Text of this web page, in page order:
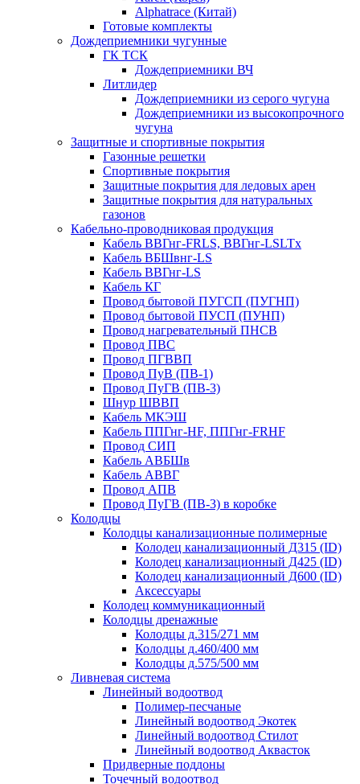
Alphatrace (Китай)
Готовые комплекты
Дождеприемники чугунные
ГК ТСК
Дождеприемники ВЧ
Литлидер
Дождеприемники из серого чугуна
Дождеприемники из высокопрочного
чугуна
Защитные и спортивные покрытия
Газонные решетки
Спортивные покрытия
Защитные покрытия для ледовых арен
Защитные покрытия для натуральных
газонов
Кабельно-проводниковая продукция
Кабель ВВГнг-FRLS, ВВГнг-LSLTx
Кабель ВБШвнг-LS
Кабель ВВГнг-LS
Кабель КГ
Провод бытовой ПУГСП (ПУГНП)
Провод бытовой ПУСП (ПУНП)
Провод нагревательный ПНСВ
Провод ПВС
Провод ПГВВП
Провод ПуВ (ПВ-1)
Провод ПуГВ (ПВ-3)
Шнур ШВВП
Кабель МКЭШ
Кабель ППГнг-HF, ППГнг-FRHF
Провод СИП
Кабель АВБШв
Кабель АВВГ
Провод АПВ
Провод ПуГВ (ПВ-3) в коробке
Колодцы
Колодцы канализационные полимерные
Колодец канализационный Д315 (ID)
Колодец канализационный Д425 (ID)
Колодец канализационный Д600 (ID)
Аксессуары
Колодец коммуникационный
Колодцы дренажные
Колодцы д.315/271 мм
Колодцы д.460/400 мм
Колодцы д.575/500 мм
Ливневая система
Линейный водоотвод
Полимер-песчаные
Линейный водоотвод Экотек
Линейный водоотвод Стилот
Линейный водоотвод Аквасток
Придверные поддоны
Точечный водоотвод